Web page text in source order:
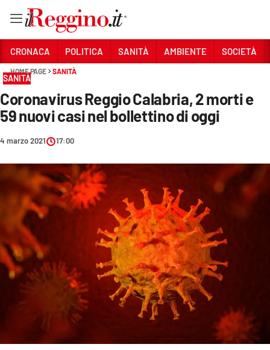
Sezioni
CRONACA
AMBIENTE
SOCIETÀ
CULTURA
ECONOMIA E LAVORO
EVENTI
Streaming
CRONACA POLITICA SANITÀ AMBIENTE SOCIETÀ
HOME PAGE SANITÀ
SANITÀ
Coronavirus Reggio Calabria, 2 morti e
59 nuovi casi nel bollettino di oggi
4 marzo 2021 17:00